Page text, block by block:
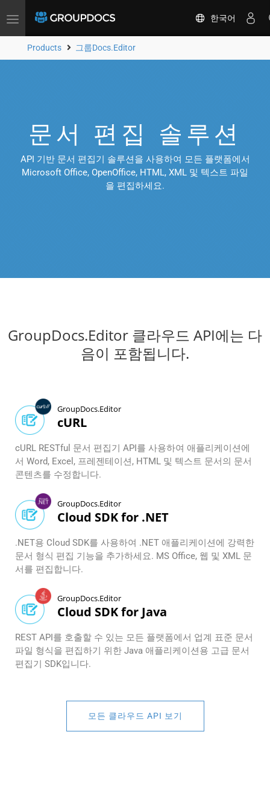
Toggle
한국어
Products 그룹Docs.Editor
문서 편집 솔루션
API 기반 문서 편집기 솔루션을 사용하여 모든 플랫폼에서
Microsoft Office, OpenOffice, HTML, XML 및 텍스트 파일
을 편집하세요.
GroupDocs.Editor 클라우드 API에는 다
음이 포함됩니다.
GroupDocs.Editor
cURL
cURL RESTful 문서 편집기 API를 사용하여 애플리케이션에
서 Word, Excel, 프레젠테이션, HTML 및 텍스트 문서의 문서
콘텐츠를 수정합니다.
GroupDocs.Editor
Cloud SDK for .NET
.NET용 Cloud SDK를 사용하여 .NET 애플리케이션에 강력한
문서 형식 편집 기능을 추가하세요. MS Office, 웹 및 XML 문
서를 편집합니다.
GroupDocs.Editor
Cloud SDK for Java
REST API를 호출할 수 있는 모든 플랫폼에서 업계 표준 문서
파일 형식을 편집하기 위한 Java 애플리케이션용 고급 문서
편집기 SDK입니다.
모든 클라우드 API 보기